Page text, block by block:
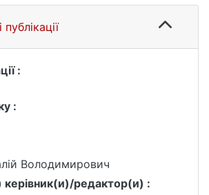
:
:
Володимирович
керівник(и)/редактор(и) :